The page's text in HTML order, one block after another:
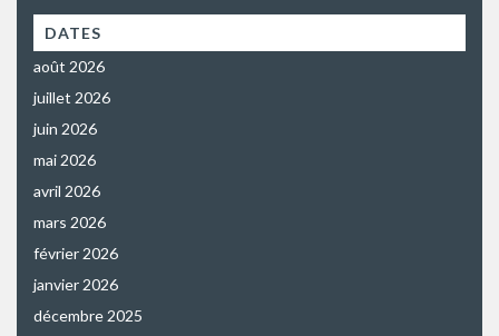
DATES
août 2026
juillet 2026
juin 2026
mai 2026
avril 2026
mars 2026
février 2026
janvier 2026
décembre 2025